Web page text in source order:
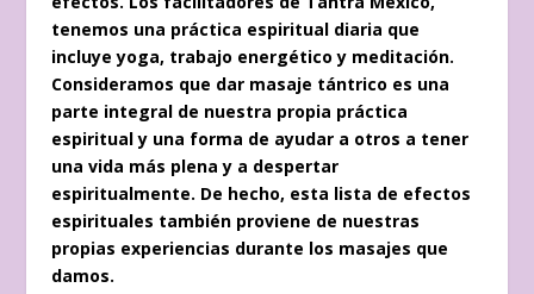
tenemos una práctica espiritual diaria que
incluye yoga, trabajo energético y meditación.
Consideramos que dar masaje tántrico es una
parte integral de nuestra propia práctica
espiritual y una forma de ayudar a otros a tener
una vida más plena y a despertar
espiritualmente. De hecho, esta lista de efectos
espirituales también proviene de nuestras
propias experiencias durante los masajes que
damos.